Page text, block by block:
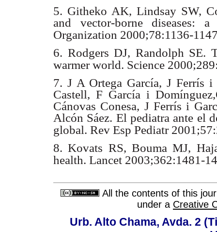
5. Githeko AK, Lindsay SW,
and vector-borne diseases:
Organization 2000;78:1136-
6. Rodgers DJ, Randolph SE.
warmer world. Science
7. J A Ortega García, J Ferrís
Castell, F García i
Cánovas Conesa, J Ferrís i
Alcón Sáez. El pediatra ante el
global. Rev Esp Pediatr
8. Kovats RS, Bouma MJ,
health. Lancet 2003;362:1481-
All the contents of this
under a Creative
Urb. Alto Chama, Avda. 2